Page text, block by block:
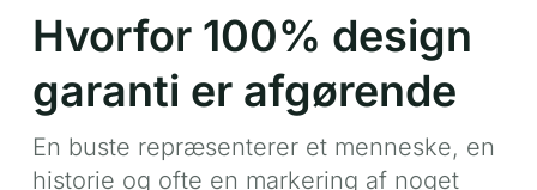
Hvorfor 100% design
garanti er afgørende
En buste repræsenterer et menneske, en
historie og ofte en markering af noget